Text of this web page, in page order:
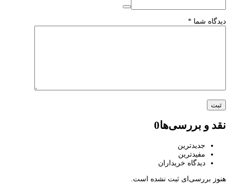
*
0
خریداران
ثبت نشده است.